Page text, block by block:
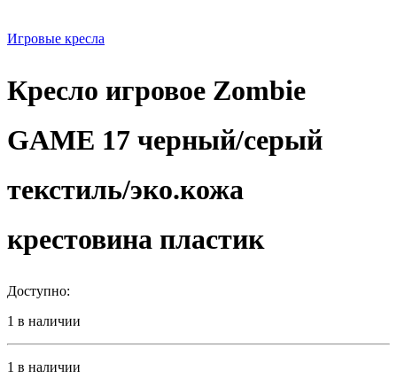
Игровые кресла
Кресло игровое Zombie
GAME 17 черный/серый
текстиль/эко.кожа
крестовина пластик
Доступно:
1 в наличии
1 в наличии